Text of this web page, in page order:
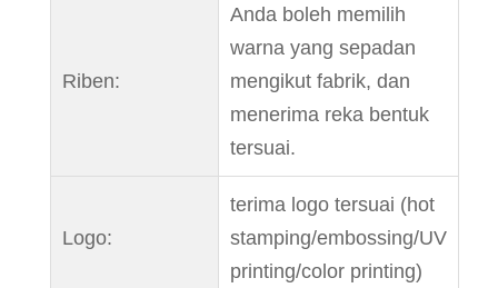
Riben:
Anda boleh memilih
warna yang sepadan
mengikut fabrik, dan
menerima reka bentuk
tersuai.
Logo:
terima logo tersuai (hot
stamping/embossing/UV
printing/color printing)